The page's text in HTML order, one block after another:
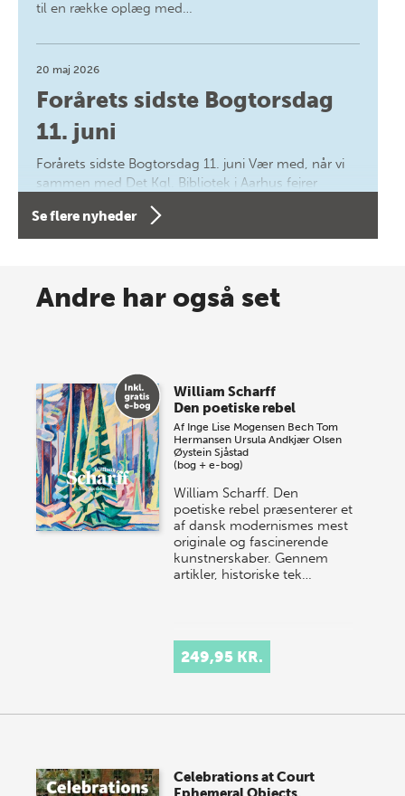
til en række oplæg med…
20 maj 2026
Forårets sidste Bogtorsdag
11. juni
Forårets sidste Bogtorsdag 11. juni Vær med, når vi
sammen med Det Kgl. Bibliotek i Aarhus fejrer
forfatterne bag vores nyes…
Spar op til 70% til sommer-
store sommer-lagersalg, så sæt kryds i kalenderen
onsdag den 10. j…
Se flere nyheder
Andre har også set
William Scharff
Den poetiske rebel
Af Inge Lise Mogensen Bech Tom
Hermansen Ursula Andkjær Olsen
Øystein Sjåstad
(bog + e-bog)
William Scharff. Den
poetiske rebel præsenterer et
af dansk modernismes mest
originale og fascinerende
kunstnerskaber. Gennem
artikler, historiske tek…
249,95 KR.
Celebrations at Court